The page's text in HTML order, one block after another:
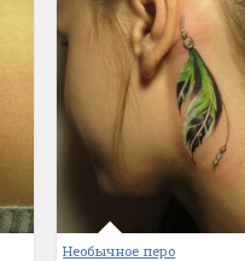
Необычное перо